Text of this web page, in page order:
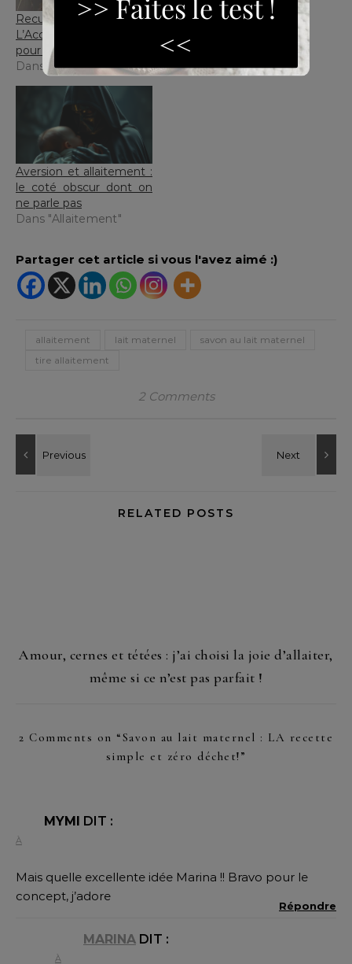
Recueil Lait :
L’Accessoire Magique
pour l’Allaitement !
Dans "Allaitement"
Comment savoir si j’ai
assez de lait ? Stop aux
fausses alertes !
Dans "Allaitement"
Aversion et allaitement :
le coté obscur dont on
ne parle pas
Dans "Allaitement"
Partager cet article si vous l'avez aimé :)
allaitement lait maternel
savon au lait maternel
tire allaitement
2 Comments
RELATED POSTS
Amour, cernes et tétées : j’ai choisi la joie d’allaiter,
même si ce n’est pas parfait !
2 Comments on “Savon au lait maternel : LA recette
simple et zéro déchet!”
MYMI DIT :
À
Mais quelle excellente idée Marina !! Bravo pour le
concept, j’adore
Répondre
MARINA DIT :
À